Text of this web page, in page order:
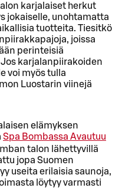
karjalaiset herkut
jokaiselle, unohtamatta
tuotteita. Tiesitkö
joissa
perinteisiä
karjalanpiirakoiden
voi myös tulla
Luostarin viinejä
elämyksen
Spa Bombassa Avautuu
talon lähettyvillä
jopa Suomen
useita erilaisia saunoja,
löytyy varmasti